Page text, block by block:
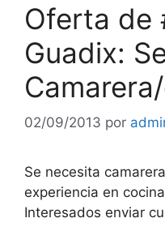
Oferta de
Guadix:
02/09/2013 por
Se necesita
experiencia en
Interesados enviar